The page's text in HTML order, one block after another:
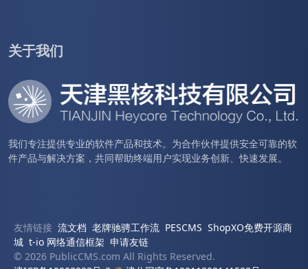
关于我们
我们专注提供专业的软件产品和技术。为合作伙伴提供安全可靠的软
件产品与解决方案，共同帮助终端用户实现业务创新、快速发展。
友情链接 流文档 老牌驰骋工作流 PESCMS ShopXO免费开源商
城 t-io 网络通信框架 申请友链
© 2026 PublicCMS.com All Rights Reserved.